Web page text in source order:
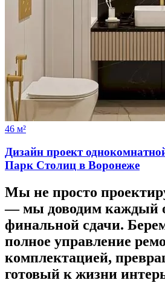
46 м²
Дизайн проект
Парк Столиц в Воронеже
Мы не просто
—мы доводим каждый
финальной сдачи.
полное управление
комплектацией,
готовый к жизни